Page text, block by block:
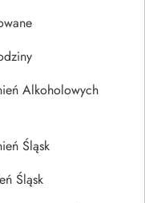
Alkoholowych
Śląsk
Śląsk